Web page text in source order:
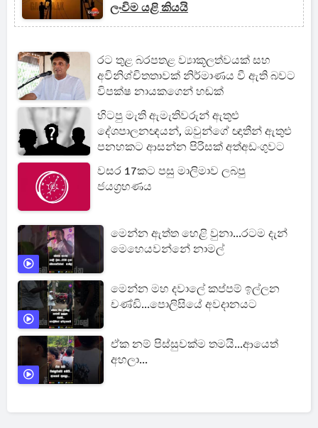
ලංවිම යළි කියයි
රට තුළ බරපතළ ව්‍යාකූලත්වයක් සහ
අවිනිශ්චිතතාවක් නිර්මාණය වී ඇති බවට
විපක්ෂ නායකගෙන් හඬක්
හිටපු මැති ඇමැතිවරුන් ඇතුළු
දේශපාලනඥයන්, ඔවුන්ගේ ඥාතීන් ඇතුළු
පනහකට ආසන්න පිරිසක් අත්අඩංගුවට
වසර 17කට පසු මාලිමාව ලබපු
ජයග්‍රහණය
මෙන්න ඇත්ත හෙළි වුනා...රටම දැන්
මෙහෙයවන්නේ නාමල්
මෙන්න මහ දවාලේ කප්පම් ඉල්ලන
චණ්ඩි...පොලිසියේ අවදානයට
ඒක නම් පිස්සුවක්ම තමයි...ආයෙත්
අහලා...